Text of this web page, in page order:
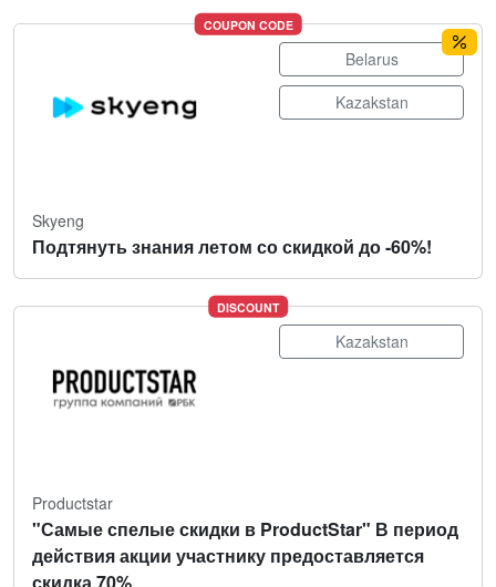
COUPON CODE
Belarus
Kazakstan
Skyeng
Подтянуть знания летом со скидкой до -60%!
DISCOUNT
Kazakstan
Productstar
"Самые спелые скидки в ProductStar" В период
действия акции участнику предоставляется